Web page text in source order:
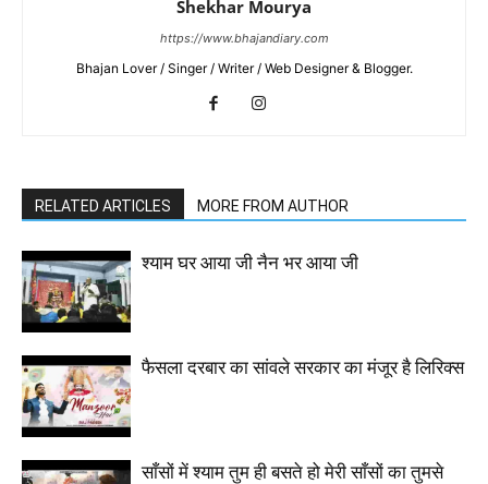
Shekhar Mourya
https://www.bhajandiary.com
Bhajan Lover / Singer / Writer / Web Designer & Blogger.
RELATED ARTICLES MORE FROM AUTHOR
श्याम घर आया जी नैन भर आया जी
फैसला दरबार का सांवले सरकार का मंजूर है लिरिक्स
साँसों में श्याम तुम ही बसते हो मेरी साँसों का तुमसे